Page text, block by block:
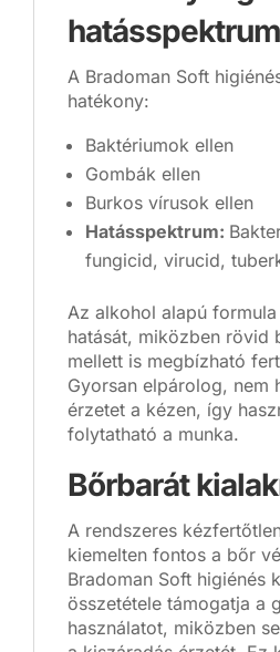
hatásspektrum
A Bradoman Soft
hatékony:
Baktériumok ellen
Gombák ellen
Burkos vírusok ellen
Hatásspektrum:
fungicid, virucid,
Az alkohol alapú
hatását, miközben rövid
mellett is megbízható
Gyorsan elpárolog, nem
érzetet a kézen, így
folytatható a munka.
Bőrbarát
A rendszeres
kiemelten fontos a bőr
Bradoman Soft higiénés
összetétele támogatja a
használatot, miközben